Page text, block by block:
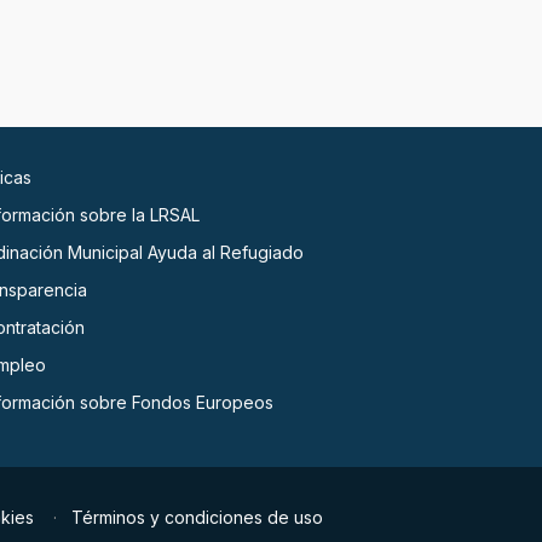
sobre la LRSAL
Municipal Ayuda al Refugiado
sobre Fondos Europeos
Términos y condiciones de uso